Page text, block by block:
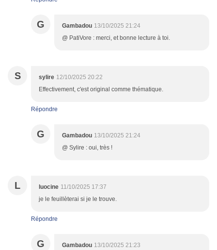
G Gambadou 13/10/2025 21:24
@ PatiVore : merci, et bonne lecture à toi.
S sylire 12/10/2025 20:22
Effectivement, c'est original comme thématique.
Répondre
G Gambadou 13/10/2025 21:24
@ Sylire : oui, très !
L luocine 11/10/2025 17:37
je le feuillèterai si je le trouve.
Répondre
G Gambadou 13/10/2025 21:23